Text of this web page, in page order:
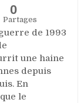
0
Partages
de 1993
une haine
depuis
En
le